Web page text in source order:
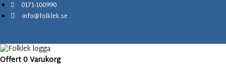
content
S
k
t
o
0171-100990
info@folklek.se
Offert0Varukorg